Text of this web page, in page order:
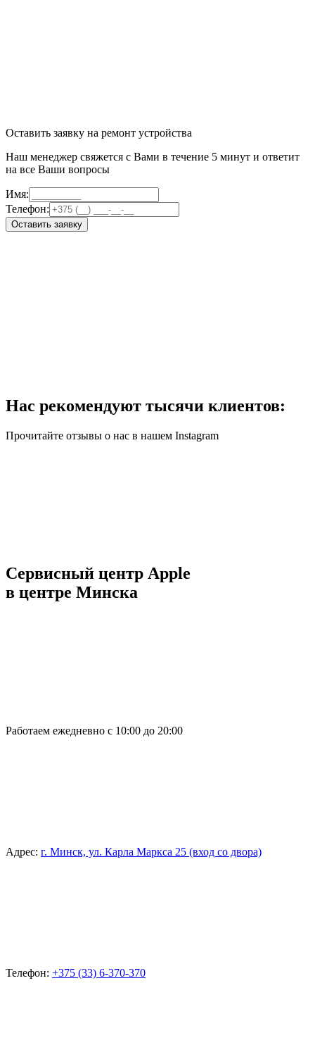
Оставить заявку на ремонт устройства
Наш менеджер свяжется с Вами в течение 5 минут и ответит
на все Ваши вопросы
Имя:
Телефон:
Оставить заявку
Нас рекомендуют тысячи клиентов:
Прочитайте отзывы о нас в нашем Instagram
Сервисный центр Apple
в центре Минска
Работаем ежедневно с 10:00 до 20:00
Адрес: г. Минск, ул. Карла Маркса 25 (вход со двора)
Телефон: +375 (33) 6-370-370